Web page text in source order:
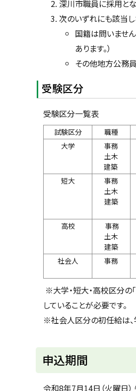
深川市職員に採用と
次のいずれにも該当
国籍は問いませ
あります。）
その他地方公務
受験区分
受験区分一覧表
試験区分 職種
大学
事務
土木
建築
短大
事務
土木
建築
高校
事務
土木
建築
社会人 事務
※大学・短大・高校区分の
していることが必要です。
※社会人区分の初任給は、
ト
ッ
プ
申込期間
令和8年7月14日（火曜日